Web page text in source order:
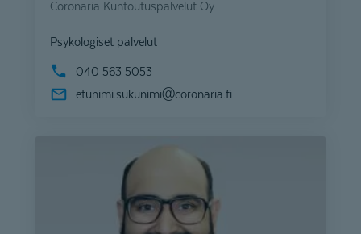
Coronaria Kuntoutuspalvelut Oy
Psykologiset palvelut
040 563 5053
etunimi.sukunimi@coronaria.fi